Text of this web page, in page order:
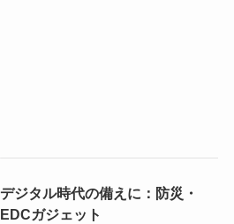
デジタル時代の備えに：防災・
EDCガジェット